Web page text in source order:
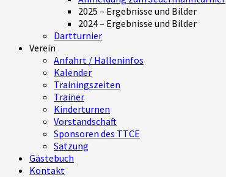
2025 – Ergebnisse und Bilder
2024 – Ergebnisse und Bilder
Dartturnier
Verein
Anfahrt / Halleninfos
Kalender
Trainingszeiten
Trainer
Kinderturnen
Vorstandschaft
Sponsoren des TTCE
Satzung
Gästebuch
Kontakt